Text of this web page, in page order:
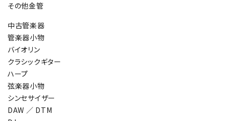
その他金管
中古管楽器
管楽器小物
バイオリン
クラシックギター
ハープ
弦楽器小物
シンセサイザー
DAW ／ DTM